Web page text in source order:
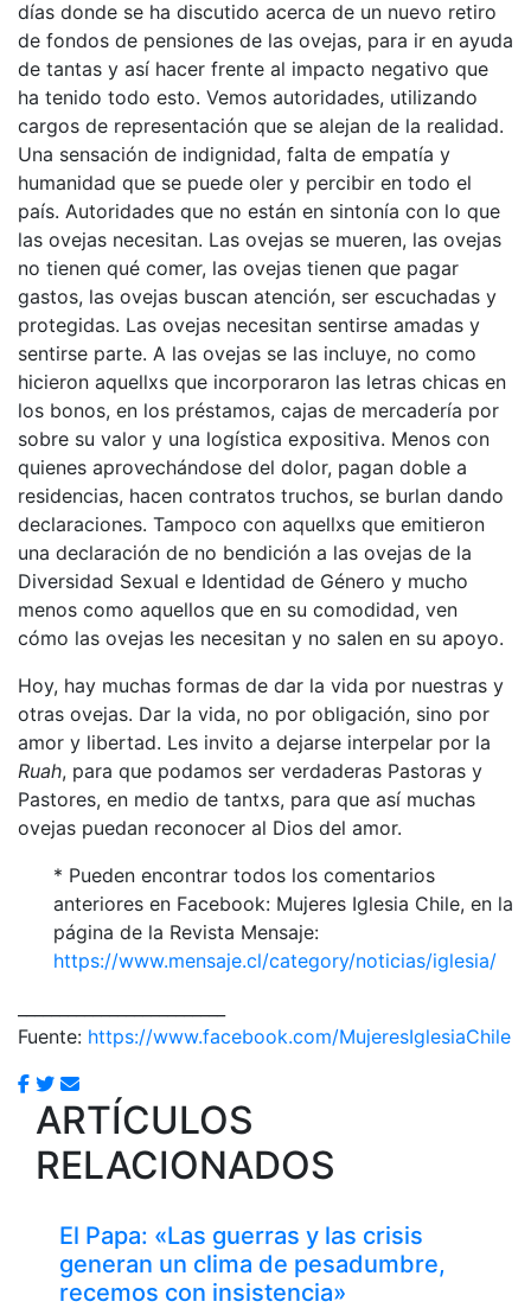
días donde se ha discutido acerca de un nuevo retiro
de fondos de pensiones de las ovejas, para ir en ayuda
de tantas y así hacer frente al impacto negativo que
ha tenido todo esto. Vemos autoridades, utilizando
cargos de representación que se alejan de la realidad.
Una sensación de indignidad, falta de empatía y
humanidad que se puede oler y percibir en todo el
país. Autoridades que no están en sintonía con lo que
las ovejas necesitan. Las ovejas se mueren, las ovejas
no tienen qué comer, las ovejas tienen que pagar
gastos, las ovejas buscan atención, ser escuchadas y
protegidas. Las ovejas necesitan sentirse amadas y
sentirse parte. A las ovejas se las incluye, no como
hicieron aquellxs que incorporaron las letras chicas en
los bonos, en los préstamos, cajas de mercadería por
sobre su valor y una logística expositiva. Menos con
quienes aprovechándose del dolor, pagan doble a
residencias, hacen contratos truchos, se burlan dando
declaraciones. Tampoco con aquellxs que emitieron
una declaración de no bendición a las ovejas de la
Diversidad Sexual e Identidad de Género y mucho
menos como aquellos que en su comodidad, ven
cómo las ovejas les necesitan y no salen en su apoyo.
Hoy, hay muchas formas de dar la vida por nuestras y
otras ovejas. Dar la vida, no por obligación, sino por
amor y libertad. Les invito a dejarse interpelar por la
Ruah, para que podamos ser verdaderas Pastoras y
Pastores, en medio de tantxs, para que así muchas
ovejas puedan reconocer al Dios del amor.
* Pueden encontrar todos los comentarios
anteriores en Facebook: Mujeres Iglesia Chile, en la
página de la Revista Mensaje:
https://www.mensaje.cl/category/noticias/iglesia/
Fuente: https://www.facebook.com/MujeresIglesiaChile
ARTÍCULOS
RELACIONADOS
El Papa: «Las guerras y las crisis
generan un clima de pesadumbre,
recemos con insistencia»